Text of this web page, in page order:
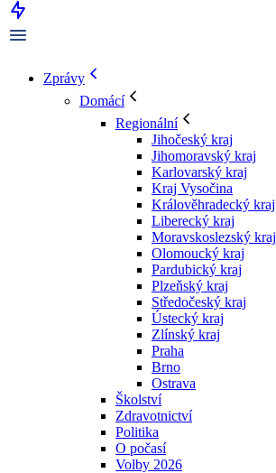
Zprávy
Domácí
Regionální
Jihočeský kraj
Jihomoravský kraj
Karlovarský kraj
Kraj Vysočina
Králověhradecký kraj
Liberecký kraj
Moravskoslezský kraj
Olomoucký kraj
Pardubický kraj
Plzeňský kraj
Středočeský kraj
Ústecký kraj
Zlínský kraj
Praha
Brno
Ostrava
Školství
Zdravotnictví
Politika
O počasí
Volby 2026